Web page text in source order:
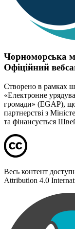
Чорноморська
Офіційний
Створено в рамках
«Електронне
громади» (EGAP),
партнерстві з
та фінансується
Весь контент
Attribution 4.0